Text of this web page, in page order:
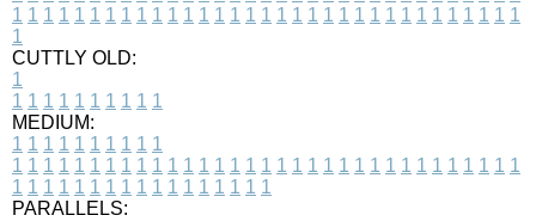
1 1 1 1 1 1 1 1 1 1 1 1 1 1 1 1 1 1 1 1 1 1 1 1 1 1 1 1 1 1 1 1 1
1
CUTTLY OLD:
1
1 1 1 1 1 1 1 1 1 1
MEDIUM:
1 1 1 1 1 1 1 1 1 1
1 1 1 1 1 1 1 1 1 1 1 1 1 1 1 1 1 1 1 1 1 1 1 1 1 1 1 1 1 1 1 1 1
1 1 1 1 1 1 1 1 1 1 1 1 1 1 1 1 1
PARALLELS: